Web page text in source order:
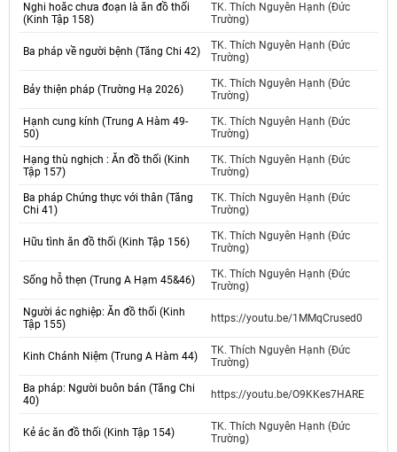
Nghi hoăc chưa đoạn là ăn đồ thối
(Kinh Tập 158)
TK. Thích Nguyên Hạnh (Đức
Trường)
Ba pháp về người bệnh (Tăng Chi 42)
TK. Thích Nguyên Hạnh (Đức
Trường)
Bảy thiện pháp (Trường Hạ 2026)
TK. Thích Nguyên Hạnh (Đức
Trường)
Hạnh cung kính (Trung A Hàm 49-
50)
TK. Thích Nguyên Hạnh (Đức
Trường)
Hạng thù nghịch : Ăn đồ thối (Kinh
Tập 157)
TK. Thích Nguyên Hạnh (Đức
Trường)
Ba pháp Chứng thực với thân (Tăng
Chi 41)
TK. Thích Nguyên Hạnh (Đức
Trường)
Hữu tình ăn đồ thối (Kinh Tập 156)
TK. Thích Nguyên Hạnh (Đức
Trường)
Sống hỗ thẹn (Trung A Hạm 45&46)
TK. Thích Nguyên Hạnh (Đức
Trường)
Người ác nghiệp: Ăn đồ thối (Kinh
Tập 155)
https://youtu.be/1MMqCrused0
Kinh Chánh Niệm (Trung A Hàm 44)
TK. Thích Nguyên Hạnh (Đức
Trường)
Ba pháp: Người buôn bán (Tăng Chi
40)
https://youtu.be/O9KKes7HARE
Kẻ ác ăn đồ thối (Kinh Tập 154)
TK. Thích Nguyên Hạnh (Đức
Trường)